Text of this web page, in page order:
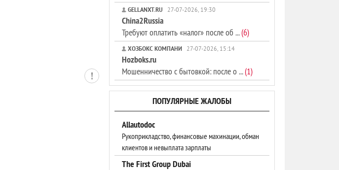
GELLANXT.RU 27-07-2026, 19:30
China2Russia
Требуют оплатить «налог» после об ...(6)
ХОЗБОКС КОМПАНИ 27-07-2026, 15:14
Hozboks.ru
Мошенничество с бытовкой: после о ...(1)
ПОПУЛЯРНЫЕ ЖАЛОБЫ
Allautodoc
Рукоприкладство, финансовые махинации, обман
клиентов и невыплата зарплаты
The First Group Dubai